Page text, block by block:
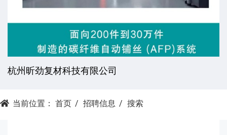
杭州昕劲复材科技有限公司
当前位置： 首页 招聘信息 搜索